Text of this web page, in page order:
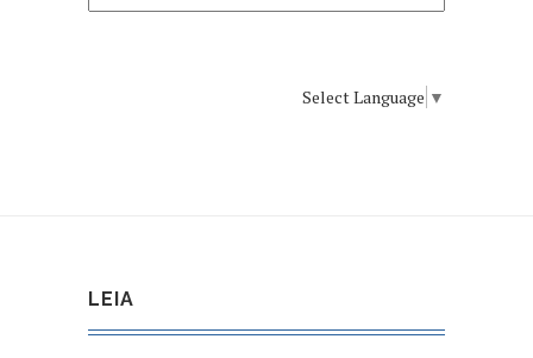
Select Language ▼
LEIA